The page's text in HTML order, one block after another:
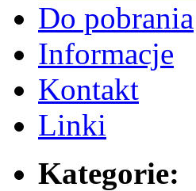
Do pobrania
Informacje
Kontakt
Linki
Kategorie: